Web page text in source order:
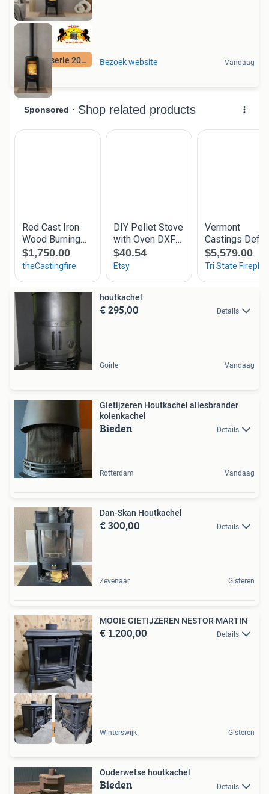
Nieuwe serie 2024 Bezoek website Vandaag
houtkachel
€ 295,00 Details
Goirle Vandaag
Gietijzeren Houtkachel allesbrander
kolenkachel
Bieden Details
Rotterdam Vandaag
Dan-Skan Houtkachel
€ 300,00 Details
Zevenaar Gisteren
KLEINE HOUTKACHEL
MOOIE GIETIJZEREN NESTOR MARTIN
€ 1.200,00 Details
Winterswijk Gisteren
Ouderwetse houtkachel
Bieden Details